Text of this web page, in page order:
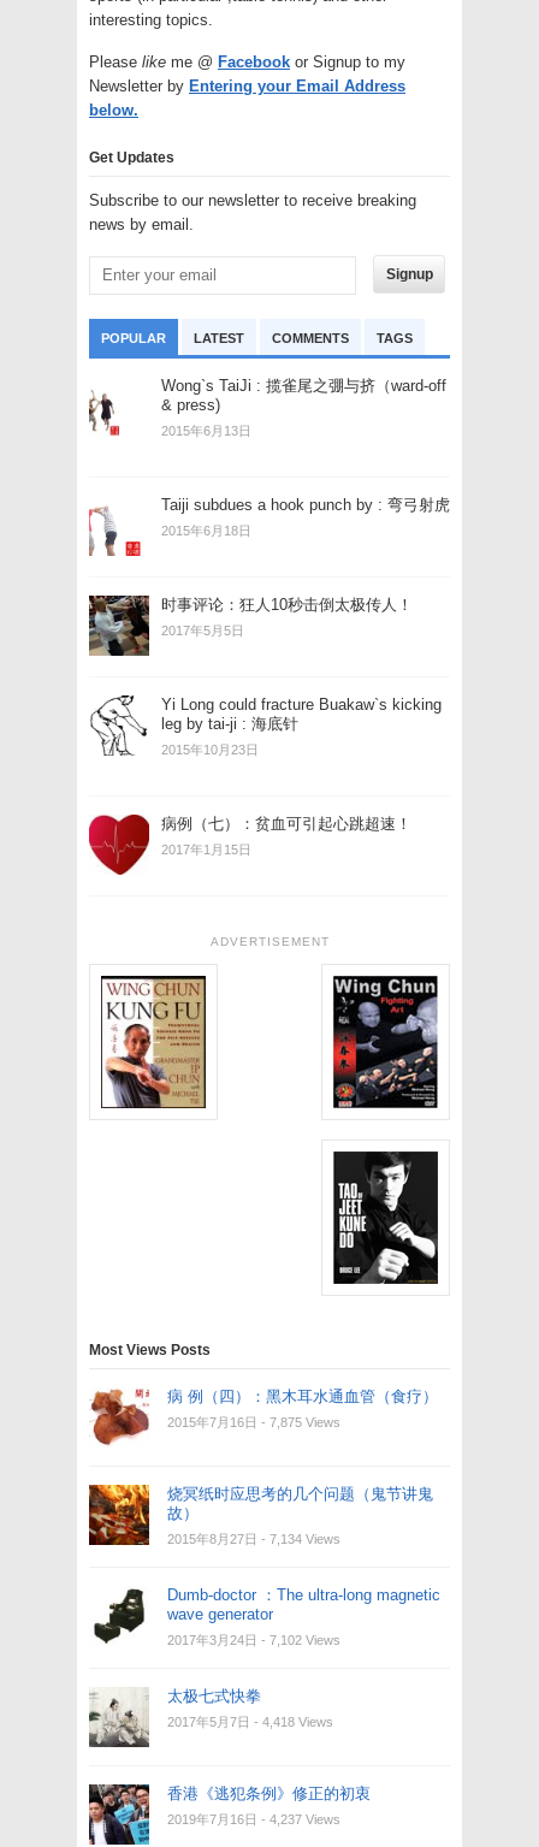
interesting topics.
Please like me @ Facebook or Signup to my
Newsletter by Entering your Email Address
below.
Get Updates
Subscribe to our newsletter to receive breaking
news by email.
Signup
POPULAR LATEST COMMENTS TAGS
Wong`s TaiJi : 揽雀尾之弸与挤（ward-off
& press)
2015年6月13日
Taiji subdues a hook punch by : 弯弓射虎
2015年6月18日
时事评论：狂人10秒击倒太极传人！
2017年5月5日
Yi Long could fracture Buakaw`s kicking
leg by tai-ji : 海底针
2015年10月23日
病例（七）：贫血可引起心跳超速！
2017年1月15日
ADVERTISEMENT
Most Views Posts
病 例（四）：黑木耳水通血管（食疗）
2015年7月16日 - 7,875 Views
烧冥纸时应思考的几个问题（鬼节讲鬼
故）
2015年8月27日 - 7,134 Views
Dumb-doctor ：The ultra-long magnetic
wave generator
2017年3月24日 - 7,102 Views
太极七式快拳
2017年5月7日 - 4,418 Views
香港《逃犯条例》修正的初衷
2019年7月16日 - 4,237 Views